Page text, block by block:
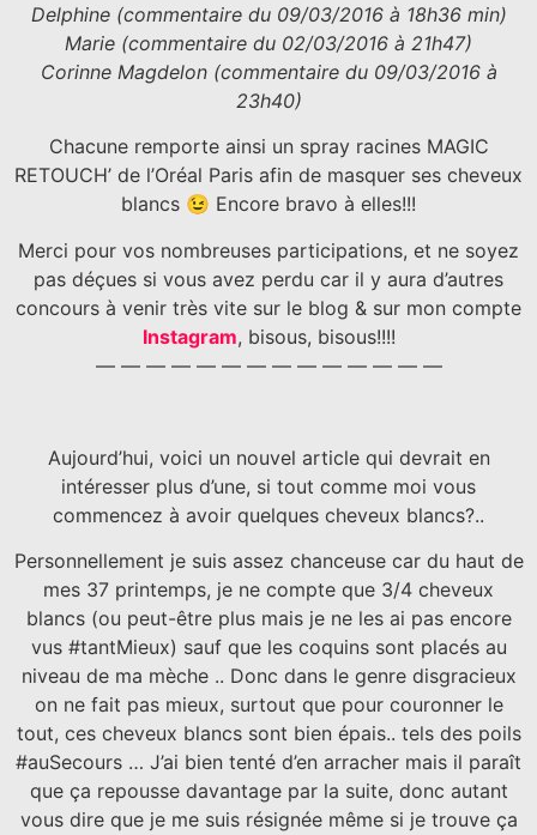
Delphine (commentaire du 09/03/2016 à 18h36 min)
Marie (commentaire du 02/03/2016 à 21h47)
Corinne Magdelon (commentaire du 09/03/2016 à
23h40)
Chacune remporte ainsi un spray racines MAGIC
RETOUCH’ de l’Oréal Paris afin de masquer ses cheveux
blancs 😉 Encore bravo à elles!!!
Merci pour vos nombreuses participations, et ne soyez
pas déçues si vous avez perdu car il y aura d’autres
concours à venir très vite sur le blog & sur mon compte
Instagram, bisous, bisous!!!!
— — — — — — — — — — — — — —
Aujourd’hui, voici un nouvel article qui devrait en
intéresser plus d’une, si tout comme moi vous
commencez à avoir quelques cheveux blancs?..
Personnellement je suis assez chanceuse car du haut de
mes 37 printemps, je ne compte que 3/4 cheveux
blancs (ou peut-être plus mais je ne les ai pas encore
vus #tantMieux) sauf que les coquins sont placés au
niveau de ma mèche .. Donc dans le genre disgracieux
on ne fait pas mieux, surtout que pour couronner le
tout, ces cheveux blancs sont bien épais.. tels des poils
#auSecours … J’ai bien tenté d’en arracher mais il paraît
que ça repousse davantage par la suite, donc autant
vous dire que je me suis résignée même si je trouve ça